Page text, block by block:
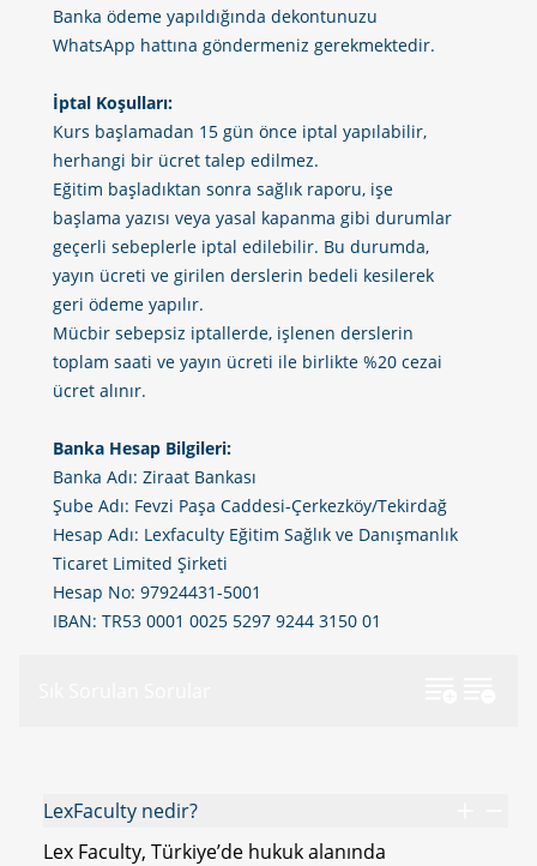
Banka ödeme yapıldığında dekontunuzu
WhatsApp hattına göndermeniz gerekmektedir.
İptal Koşulları:
Kurs başlamadan 15 gün önce iptal yapılabilir,
herhangi bir ücret talep edilmez.
Eğitim başladıktan sonra sağlık raporu, işe
başlama yazısı veya yasal kapanma gibi durumlar
geçerli sebeplerle iptal edilebilir. Bu durumda,
yayın ücreti ve girilen derslerin bedeli kesilerek
geri ödeme yapılır.
Mücbir sebepsiz iptallerde, işlenen derslerin
toplam saati ve yayın ücreti ile birlikte %20 cezai
ücret alınır.
Banka Hesap Bilgileri:
Banka Adı: Ziraat Bankası
Şube Adı: Fevzi Paşa Caddesi-Çerkezköy/Tekirdağ
Hesap Adı: Lexfaculty Eğitim Sağlık ve Danışmanlık
Ticaret Limited Şirketi
Hesap No: 97924431-5001
IBAN: TR53 0001 0025 5297 9244 3150 01
LexFaculty nedir?
Lex Faculty, Türkiye’de hukuk alanında